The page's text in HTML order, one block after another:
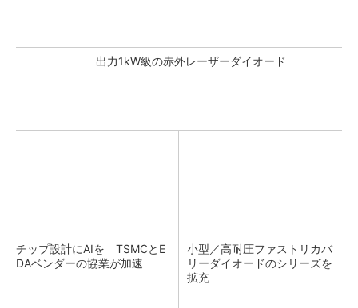
出力1kW級の赤外レーザーダイオード
チップ設計にAIを TSMCとE
DAベンダーの協業が加速
小型／高耐圧ファストリカバ
リーダイオードのシリーズを
拡充